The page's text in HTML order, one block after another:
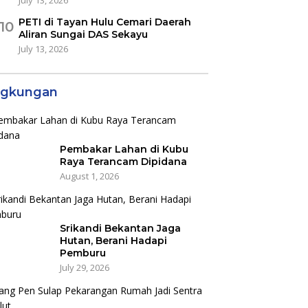
PETI di Tayan Hulu Cemari Daerah
Aliran Sungai DAS Sekayu
July 13, 2026
Pembakar Lahan di Kubu
Raya Terancam Dipidana
August 1, 2026
Srikandi Bekantan Jaga
Hutan, Berani Hadapi
Pemburu
July 29, 2026